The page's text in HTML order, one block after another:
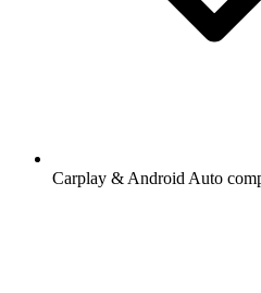
Carplay & Android Auto